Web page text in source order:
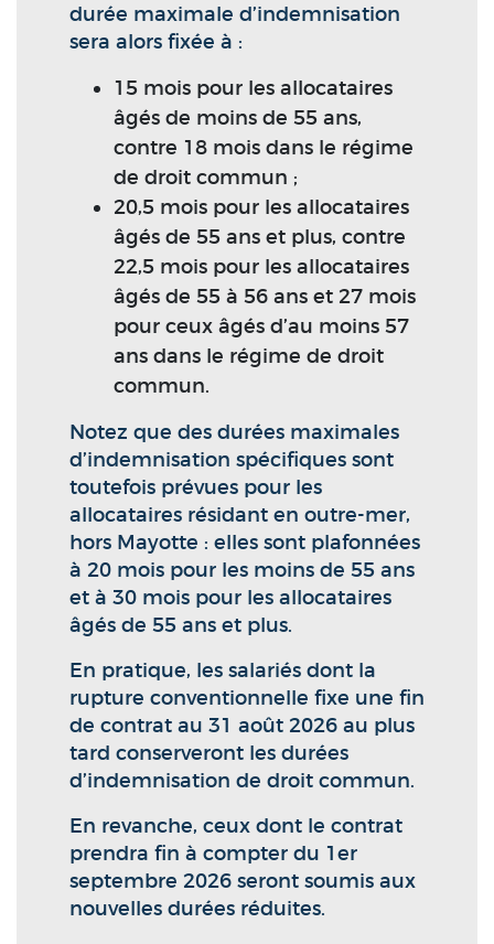
durée maximale d’indemnisation
sera alors fixée à :
15 mois pour les allocataires
âgés de moins de 55 ans,
contre 18 mois dans le régime
de droit commun ;
20,5 mois pour les allocataires
âgés de 55 ans et plus, contre
22,5 mois pour les allocataires
âgés de 55 à 56 ans et 27 mois
pour ceux âgés d’au moins 57
ans dans le régime de droit
commun.
Notez que des durées maximales
d’indemnisation spécifiques sont
toutefois prévues pour les
allocataires résidant en outre-mer,
hors Mayotte : elles sont plafonnées
à 20 mois pour les moins de 55 ans
et à 30 mois pour les allocataires
âgés de 55 ans et plus.
En pratique, les salariés dont la
rupture conventionnelle fixe une fin
de contrat au 31 août 2026 au plus
tard conserveront les durées
d’indemnisation de droit commun.
En revanche, ceux dont le contrat
prendra fin à compter du 1er
septembre 2026 seront soumis aux
nouvelles durées réduites.